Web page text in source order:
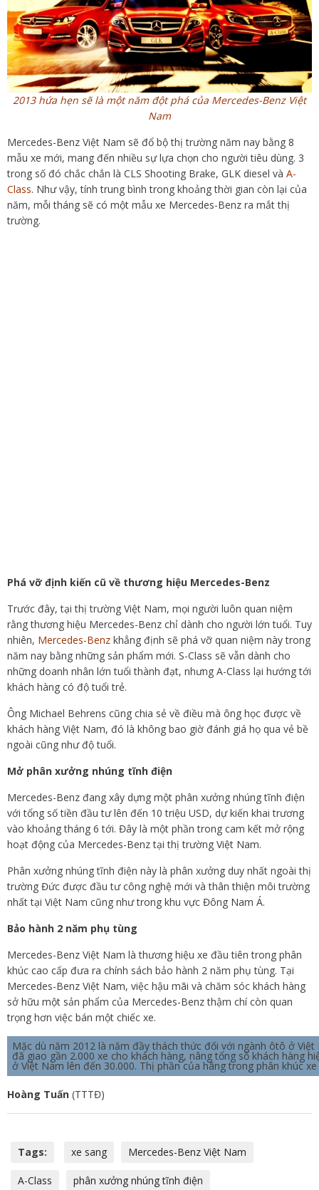
2013 hứa hẹn sẽ là một năm đột phá của Mercedes-Benz Việt
Nam
Mercedes-Benz Việt Nam sẽ đổ bộ thị trường năm nay bằng 8
mẫu xe mới, mang đến nhiều sự lựa chọn cho người tiêu dùng. 3
trong số đó chắc chắn là CLS Shooting Brake, GLK diesel và A-
Class. Như vậy, tính trung bình trong khoảng thời gian còn lại của
năm, mỗi tháng sẽ có một mẫu xe Mercedes-Benz ra mắt thị
trường.
Phá vỡ định kiến cũ về thương hiệu Mercedes-Benz
Trước đây, tại thị trường Việt Nam, mọi người luôn quan niệm
rằng thương hiệu Mercedes-Benz chỉ dành cho người lớn tuổi. Tuy
nhiên, Mercedes-Benz khẳng định sẽ phá vỡ quan niệm này trong
năm nay bằng những sản phẩm mới. S-Class sẽ vẫn dành cho
những doanh nhân lớn tuổi thành đạt, nhưng A-Class lại hướng tới
khách hàng có độ tuổi trẻ.
Ông Michael Behrens cũng chia sẻ về điều mà ông học được về
khách hàng Việt Nam, đó là không bao giờ đánh giá họ qua vẻ bề
ngoài cũng như độ tuổi.
Mở phân xưởng nhúng tĩnh điện
Mercedes-Benz đang xây dựng một phân xưởng nhúng tĩnh điện
với tổng số tiền đầu tư lên đến 10 triệu USD, dự kiến khai trương
vào khoảng tháng 6 tới. Đây là một phần trong cam kết mở rộng
hoạt động của Mercedes-Benz tại thị trường Việt Nam.
Phân xưởng nhúng tĩnh điện này là phân xưởng duy nhất ngoài thị
trường Đức được đầu tư công nghệ mới và thân thiện môi trường
nhất tại Việt Nam cũng như trong khu vực Đông Nam Á.
Bảo hành 2 năm phụ tùng
Mercedes-Benz Việt Nam là thương hiệu xe đầu tiên trong phân
khúc cao cấp đưa ra chính sách bảo hành 2 năm phụ tùng. Tại
Mercedes-Benz Việt Nam, việc hậu mãi và chăm sóc khách hàng
sở hữu một sản phẩm của Mercedes-Benz thậm chí còn quan
trọng hơn việc bán một chiếc xe.
Mặc dù năm 2012 là năm đầy thách thức đối với ngành ôtô ở
đã giao gần 2.000 xe cho khách hàng, nâng tổng số khách hàng
ở Việt Nam lên đến 30.000. Thị phần của hãng trong phân khúc xe
Hoàng Tuấn (TTTĐ)
Tags: xe sang Mercedes-Benz Việt Nam
A-Class phân xưởng nhúng tĩnh điện